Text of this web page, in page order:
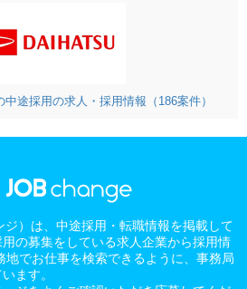
途採用の求人・採用情報（186案件）
）は、中途採用・転職情報を掲載して
の募集をしている求人企業から採用情
地でお仕事を検索できるように、事務局
ます。